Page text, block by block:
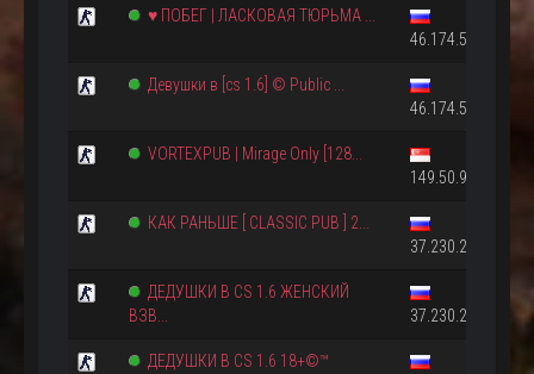
♥ ПОБЕГ | ЛАСКОВАЯ ТЮРЬМА ...
Девушки в [cs 1.6] © Public ...
VORTEXPUB | Mirage Only [128...
КАК РАНЬШЕ [ CLASSIC PUB ] 2...
ДЕДУШКИ В CS 1.6 ЖЕНСКИЙ
ВЗВ...
ДЕДУШКИ В CS 1.6 18+©™